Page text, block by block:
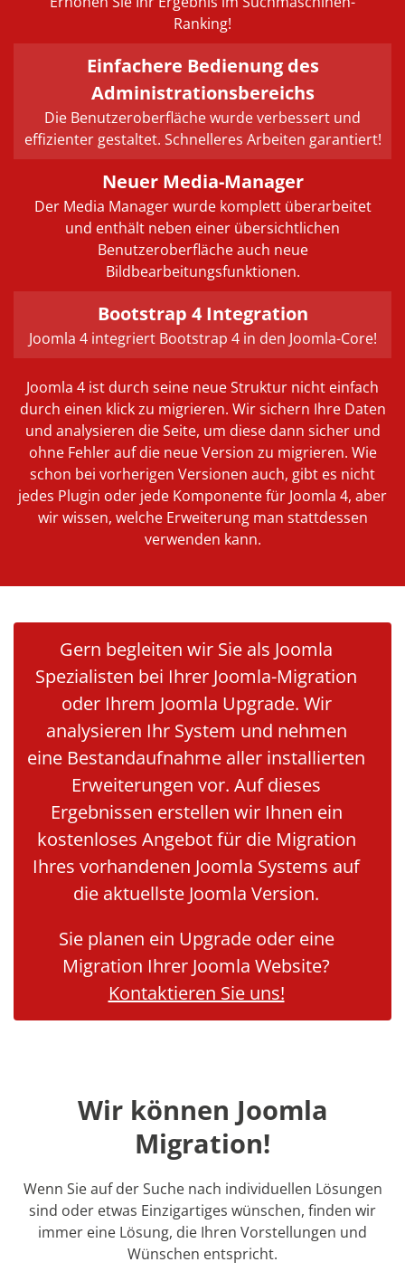
Ranking!
Einfachere Bedienung des
Administrationsbereichs
Die Benutzeroberfläche wurde verbessert und
effizienter gestaltet. Schnelleres Arbeiten garantiert!
Neuer Media-Manager
Der Media Manager wurde komplett überarbeitet
und enthält neben einer übersichtlichen
Benutzeroberfläche auch neue
Bildbearbeitungsfunktionen.
Bootstrap 4 Integration
Joomla 4 integriert Bootstrap 4 in den Joomla-Core!
Joomla 4 ist durch seine neue Struktur nicht einfach
durch einen klick zu migrieren. Wir sichern Ihre Daten
und analysieren die Seite, um diese dann sicher und
ohne Fehler auf die neue Version zu migrieren. Wie
schon bei vorherigen Versionen auch, gibt es nicht
jedes Plugin oder jede Komponente für Joomla 4, aber
wir wissen, welche Erweiterung man stattdessen
verwenden kann.
Gern begleiten wir Sie als Joomla
Spezialisten bei Ihrer Joomla-Migration
oder Ihrem Joomla Upgrade. Wir
analysieren Ihr System und nehmen
eine Bestandaufnahme aller installierten
Erweiterungen vor. Auf dieses
Ergebnissen erstellen wir Ihnen ein
kostenloses Angebot für die Migration
Ihres vorhandenen Joomla Systems auf
die aktuellste Joomla Version.
Sie planen ein Upgrade oder eine
Migration Ihrer Joomla Website?
Kontaktieren Sie uns!
Wir können Joomla
Migration!
Wenn Sie auf der Suche nach individuellen Lösungen
sind oder etwas Einzigartiges wünschen, finden wir
immer eine Lösung, die Ihren Vorstellungen und
Wünschen entspricht.